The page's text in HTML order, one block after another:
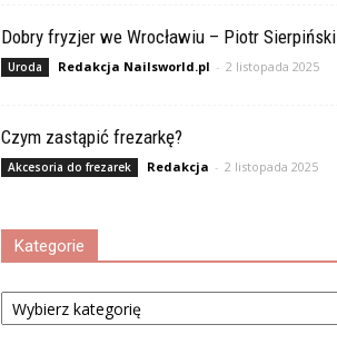
Dobry fryzjer we Wrocławiu – Piotr Sierpiński
Uroda Redakcja Nailsworld.pl - 2 listopada 2025
Czym zastąpić frezarkę?
Akcesoria do frezarek Redakcja - 2 listopada 2025
Kategorie
Kategorie